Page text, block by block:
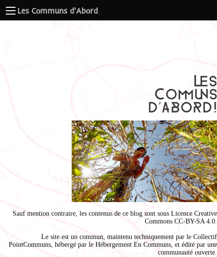
Les Communs d'Abord
Sauf mention contraire, les contenus de ce blog sont sous Licence Creative
Commons CC-BY-SA 4.0.
Le site est un commun, maintenu techniquement par le Collectif
PointCommuns, hébergé par le Hébergement En Communs, et édité par une
communauté ouverte.